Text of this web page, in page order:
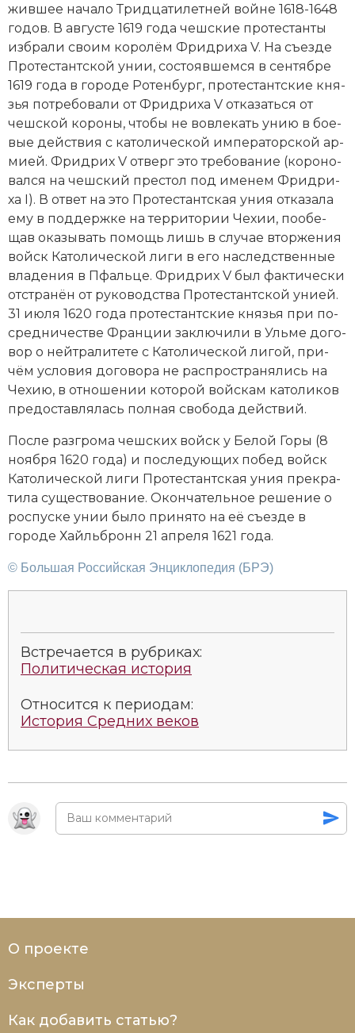
жив­шее на­ча­ло Три­дца­ти­лет­ней вой­не 1618-1648
годов. В августе 1619 года чешские про­тес­танты
из­бра­ли сво­им ко­ро­лём Фрид­ри­ха V. На съез­де
Протестантской унии, со­сто­яв­шем­ся в сентябре
1619 года в городе Ро­тен­бург, про­тес­тант­ские кня­
зья по­тре­бо­ва­ли от Фрид­ри­ха V от­ка­зать­ся от
чешской ко­ро­ны, что­бы не во­вле­кать унию в бое­
вые дей­ст­вия с ка­то­лической им­пе­ра­тор­ской ар­
ми­ей. Фрид­рих V от­верг это тре­бо­ва­ние (ко­ро­но­
вал­ся на чешский пре­стол под име­нем Фрид­ри­
ха I). В от­вет на это Протестантская уния от­ка­за­ла
ему в под­держ­ке на тер­ри­то­рии Че­хии, по­обе­
щав ока­зы­вать по­мощь лишь в слу­чае втор­же­ния
войск Ка­то­лической ли­ги в его на­следственные
вла­де­ния в Пфаль­це. Фрид­рих V был фак­ти­че­ски
от­стра­нён от ру­ко­во­дства Протестантской унией.
31 июля 1620 года про­тес­тант­ские кня­зья при по­
сред­ни­че­ст­ве Фран­ции за­клю­чи­ли в Уль­ме до­го­
вор о ней­тра­ли­те­те с Ка­то­лической ли­гой, при­
чём ус­ло­вия до­го­во­ра не рас­про­стра­ня­лись на
Че­хию, в от­но­ше­нии ко­то­рой вой­скам ка­то­ли­ков
пре­дос­тав­ля­лась пол­ная сво­бо­да дей­ст­вий.
По­сле раз­гро­ма чешских войск у Бе­лой Го­ры (8
ноября 1620 года) и по­сле­дую­щих по­бед войск
Ка­то­лической ли­ги Протестантская уния пре­кра­
ти­ла су­ще­ст­во­ва­ние. Окон­ча­тель­ное ре­ше­ние о
рос­пус­ке унии бы­ло при­ня­то на её съез­де в
городе Хай­льб­ронн 21 апреля 1621 года.
© Большая Российская Энциклопедия (БРЭ)
Встречается в рубриках:
Политическая история
Относится к периодам:
История Средних веков
О проекте
Эксперты
Как добавить статью?